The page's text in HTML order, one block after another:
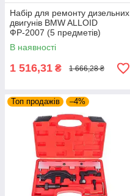
Набір для ремонту дизельних
двигунів BMW ALLOID
ФР-2007 (5 предметів)
В наявності
1 516,31 ₴ 1 666,28 ₴
Топ продажів –4%